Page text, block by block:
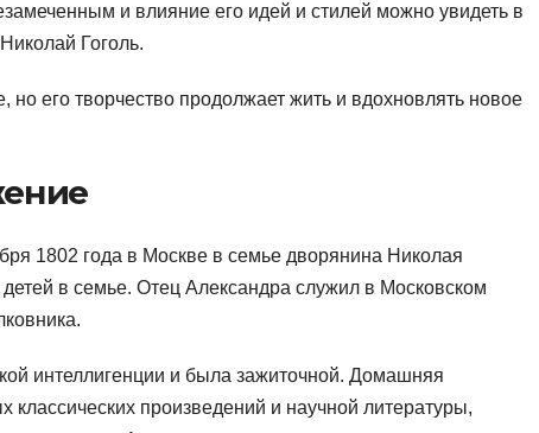
и влияние его идей и стилей можно увидеть в
Гоголь.
его творчество продолжает жить и вдохновлять новое
1802 года в Москве в семье дворянина Николая
в семье. Отец Александра служил в Московском
интеллигенции и была зажиточной. Домашняя
произведений и научной литературы,